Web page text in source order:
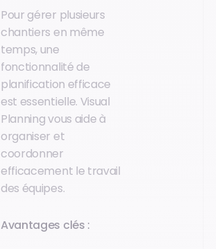
Pour gérer plusieurs
chantiers en même
temps, une
fonctionnalité de
planification efficace
est essentielle. Visual
Planning vous aide à
organiser et
coordonner
efficacement le travail
des équipes.
Avantages clés :